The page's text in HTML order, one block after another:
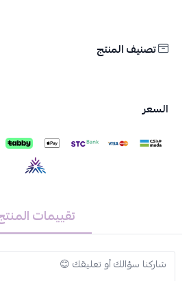
تصنيف المنتج
السعر
تقييمات